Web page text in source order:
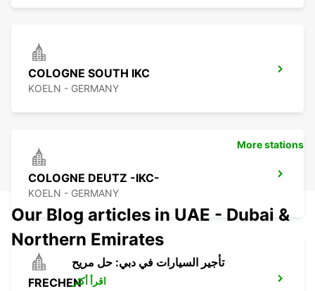
COLOGNE SOUTH IKC
KOELN - GERMANY
COLOGNE DEUTZ -IKC-
KOELN - GERMANY
FRECHEN
More stations
Our Blog articles in UAE - Dubai &
Northern Emirates
تأجير السيارات في دبي: حل مريح
اقرأ أكثر